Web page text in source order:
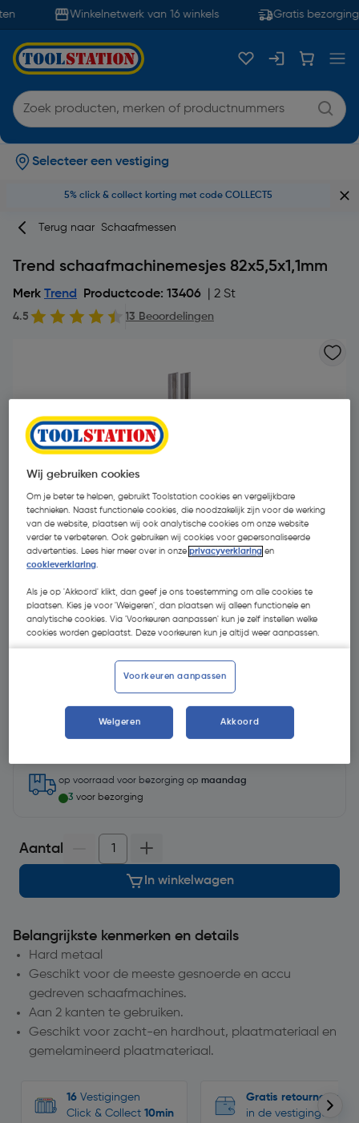
Winkelnetwerk van 16 winkels Gratis bezorging
Selecteer een vestiging
5% click & collect korting met code COLLECT5
Terug naar Schaafmessen
Trend schaafmachinemesjes 82x5,5x1,1mm
Merk Trend Productcode: 13406 | 2 St
4.5 13 Beoordelingen
- 59 %
€ 14,96
€ 6,14
minuten op
Selecteer vestiging
op voorraad voor bezorging op maandag
3 voor bezorging
Aantal
In winkelwagen
Belangrijkste kenmerken en details
Hard metaal
Geschikt voor de meeste gesnoerde en accu
gedreven schaafmachines.
Aan 2 kanten te gebruiken.
Geschikt voor zacht-en hardhout, plaatmateriaal en
gemelamineerd plaatmateriaal.
16 Vestigingen
Click & Collect 10min
Gratis retourneren
in de vestigingen
Wij gebruiken cookies
Om je beter te helpen, gebruikt Toolstation cookies en vergelijkbare
technieken. Naast functionele cookies, die noodzakelijk zijn voor de werking
van de website, plaatsen wij ook analytische cookies om onze website
verder te verbeteren. Ook gebruiken wij cookies voor gepersonaliseerde
advertenties. Lees hier meer over in onzeprivacyverklaring en
cookieverklaring.
Als je op 'Akkoord' klikt, dan geef je ons toestemming om alle cookies te
plaatsen. Kies je voor 'Weigeren', dan plaatsen wij alleen functionele en
analytische cookies. Via 'Voorkeuren aanpassen' kun je zelf instellen welke
cookies worden geplaatst. Deze voorkeuren kun je altijd weer aanpassen.
Voorkeuren aanpassen
Weigeren Akkoord